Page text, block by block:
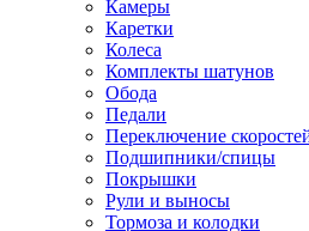
Камеры
Каретки
Колеса
Комплекты шатунов
Обода
Педали
Переключение
Подшипники/спицы
Покрышки
Рули и выносы
Тормоза и колодки